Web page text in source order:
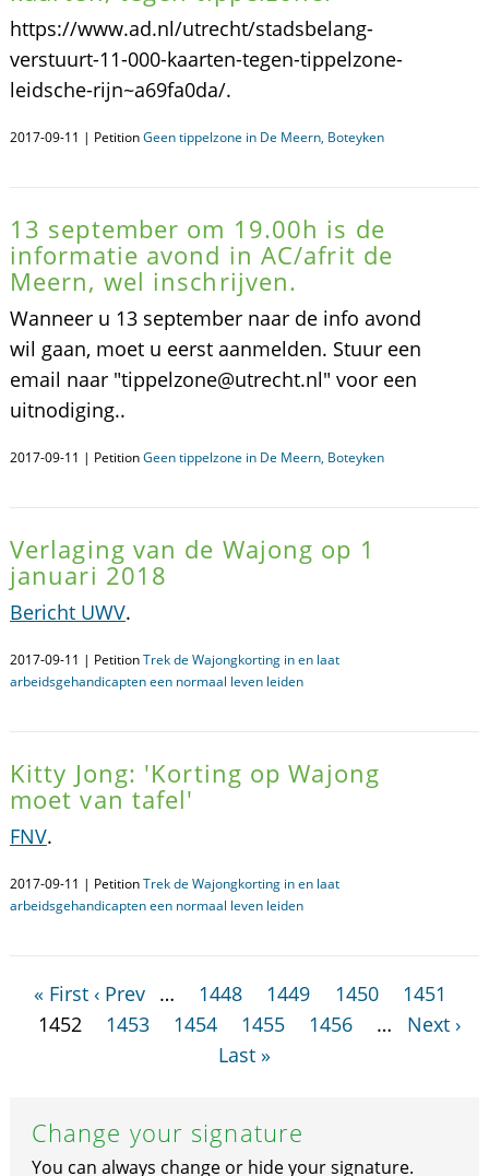
https://www.ad.nl/utrecht/stadsbelang-
verstuurt-11-000-kaarten-tegen-tippelzone-
leidsche-rijn~a69fa0da/.
2017-09-11 | PetitionGeen tippelzone in De Meern, Boteyken
13 september om 19.00h is de
informatie avond in AC/afrit de
Meern, wel inschrijven.
Wanneer u 13 september naar de info avond
wil gaan, moet u eerst aanmelden. Stuur een
email naar "tippelzone@utrecht.nl" voor een
uitnodiging..
2017-09-11 | PetitionGeen tippelzone in De Meern, Boteyken
Verlaging van de Wajong op 1
januari 2018
Bericht UWV.
2017-09-11 | PetitionTrek de Wajongkorting in en laat
arbeidsgehandicapten een normaal leven leiden
Kitty Jong: 'Korting op Wajong
moet van tafel'
FNV.
2017-09-11 | PetitionTrek de Wajongkorting in en laat
arbeidsgehandicapten een normaal leven leiden
« First ‹ Prev … 1448 1449 1450
1451
1452
1453 1454 1455 1456 …
Next ›
Last »
Change your signature
You can always change or hide your signature.